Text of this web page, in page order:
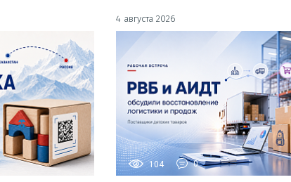
4 августа 2026
104 0